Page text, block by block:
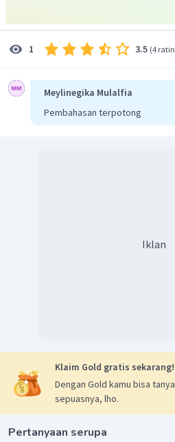
1 3.5 (4
Meylinegika Mulalfia
Pembahasan terpotong
Iklan
Klaim Gold gratis sekarang!
Dengan Gold kamu bisa
sepuasnya, lho.
Pertanyaan serupa